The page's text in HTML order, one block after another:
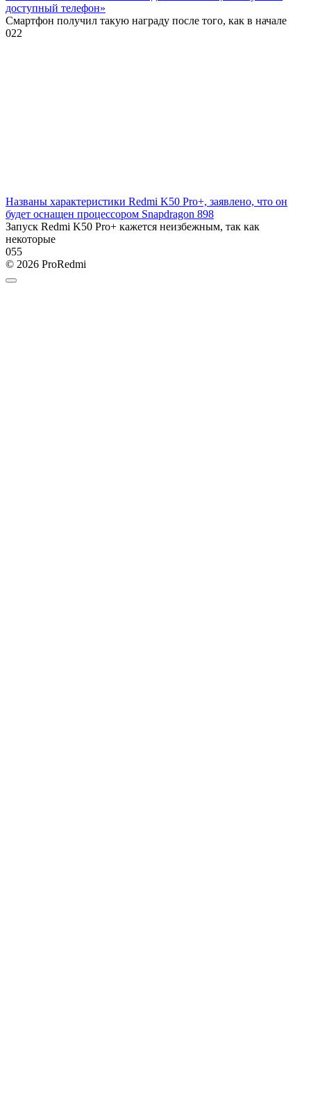
доступный телефон»
Смартфон получил такую награду после того, как в начале
022
Названы характеристики Redmi K50 Pro+, заявлено, что он
будет оснащен процессором Snapdragon 898
Запуск Redmi K50 Pro+ кажется неизбежным, так как
некоторые
055
© 2026 ProRedmi